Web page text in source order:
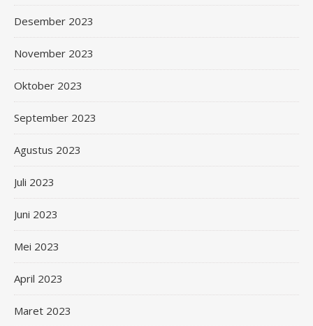
Desember 2023
November 2023
Oktober 2023
September 2023
Agustus 2023
Juli 2023
Juni 2023
Mei 2023
April 2023
Maret 2023